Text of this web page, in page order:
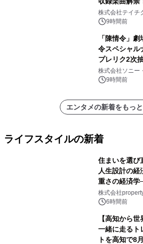
株式会社テイチ
9時間前
「陳情令」
令スペシャル
プレリク2次
株式会社ソニー
ンズ9時間前
エンタメの新着をもっ
ライフスタイルの新着
住まいを選び
人生設計の
重さの経済学
PropTechは
PropTech-Lab
株式会社
6時間前
【高知から
一緒に走るト
トを高知で8